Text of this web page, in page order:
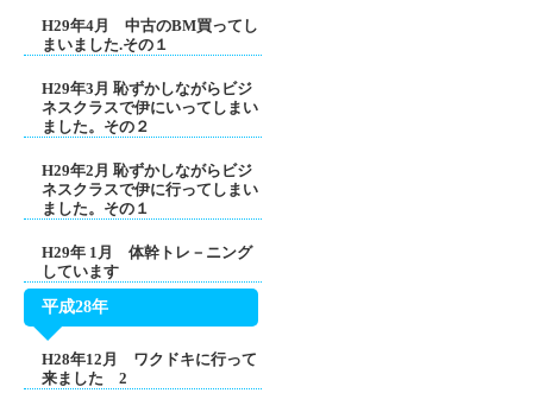
H29年4月 中古のBM買ってし
まいました.その１
H29年3月 恥ずかしながらビジ
ネスクラスで伊にいってしまい
ました。その２
H29年2月 恥ずかしながらビジ
ネスクラスで伊に行ってしまい
ました。その１
H29年 1月 体幹トレ－ニング
しています
平成28年
H28年12月 ワクドキに行って
来ました 2